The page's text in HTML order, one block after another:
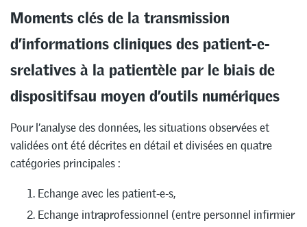
Moments clés de la transmission
d’informations cliniques des patient-e-
srelatives à la patientèle par le biais de
dispositifsau moyen d’outils numériques
Pour l’analyse des données, les situations observées et
validées ont été décrites en détail et divisées en quatre
catégories principales :
Echange avec les patient-e-s,
Echange intraprofessionnel (entre personnel infirmier